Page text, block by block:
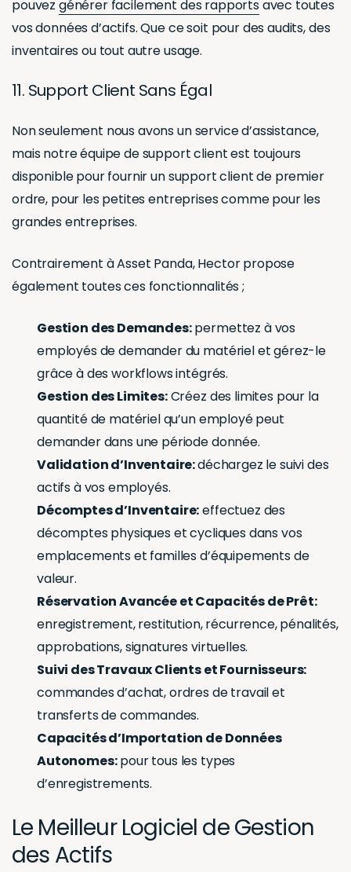
pouvez générer facilement des rapportsavec toutes
vos données d’actifs. Que ce soit pour des audits, des
inventaires ou tout autre usage.
11. Support Client Sans Égal
Non seulement nous avons un service d’assistance,
mais notre équipe de support client est toujours
disponible pour fournir un support client de premier
ordre, pour les petites entreprises comme pour les
grandes entreprises.
Contrairement à Asset Panda, Hector propose
également toutes ces fonctionnalités ;
Gestion des Demandes:permettez à vos
employés de demander du matériel et gérez-le
grâce à des workflows intégrés.
Gestion des Limites:Créez des limites pour la
quantité de matériel qu’un employé peut
demander dans une période donnée.
Validation d’Inventaire:déchargez le suivi des
actifs à vos employés.
Décomptes d’Inventaire:effectuez des
décomptes physiques et cycliques dans vos
emplacements et familles d’équipements de
valeur.
Réservation Avancée et Capacités de Prêt:
enregistrement, restitution, récurrence, pénalités,
approbations, signatures virtuelles.
Suivi des Travaux Clients et Fournisseurs:
commandes d’achat, ordres de travail et
transferts de commandes.
Capacités d’Importation de Données
Autonomes:pour tous les types
d’enregistrements.
Le Meilleur Logiciel de Gestion
des Actifs